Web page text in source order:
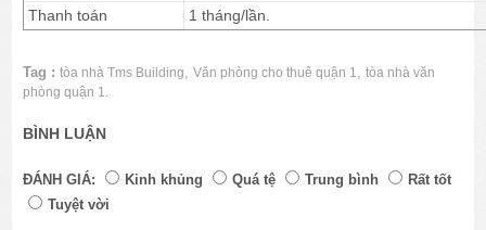
Thanh toán
1 tháng/lần.
Tag : tòa nhà Tms Building ,Văn phòng cho thuê quận 1 ,tòa nhà văn
phòng quận 1.
BÌNH LUẬN
ĐÁNH GIÁ: Kinh khủng Quá tệ Trung bình
Rất tốt
Tuyệt vời